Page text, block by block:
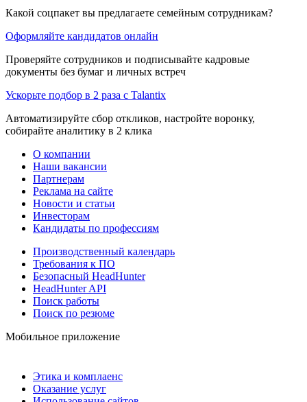
Какой соцпакет вы предлагаете семейным сотрудникам?
Оформляйте кандидатов онлайн
Проверяйте сотрудников и подписывайте кадровые
документы без бумаг и личных встреч
Ускорьте подбор в 2 раза с Talantix
Автоматизируйте сбор откликов, настройте воронку,
собирайте аналитику в 2 клика
О компании
Наши вакансии
Партнерам
Реклама на сайте
Новости и статьи
Инвесторам
Кандидаты по профессиям
Производственный календарь
Требования к ПО
Безопасный HeadHunter
HeadHunter API
Поиск работы
Поиск по резюме
Мобильное приложение
Этика и комплаенс
Оказание услуг